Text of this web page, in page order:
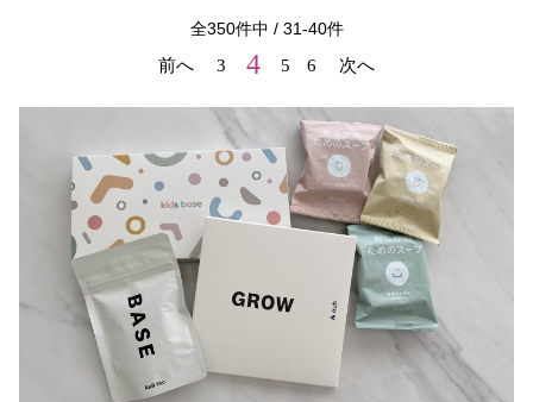
全350件中 / 31-40件
前へ
3 4 5 6 次へ